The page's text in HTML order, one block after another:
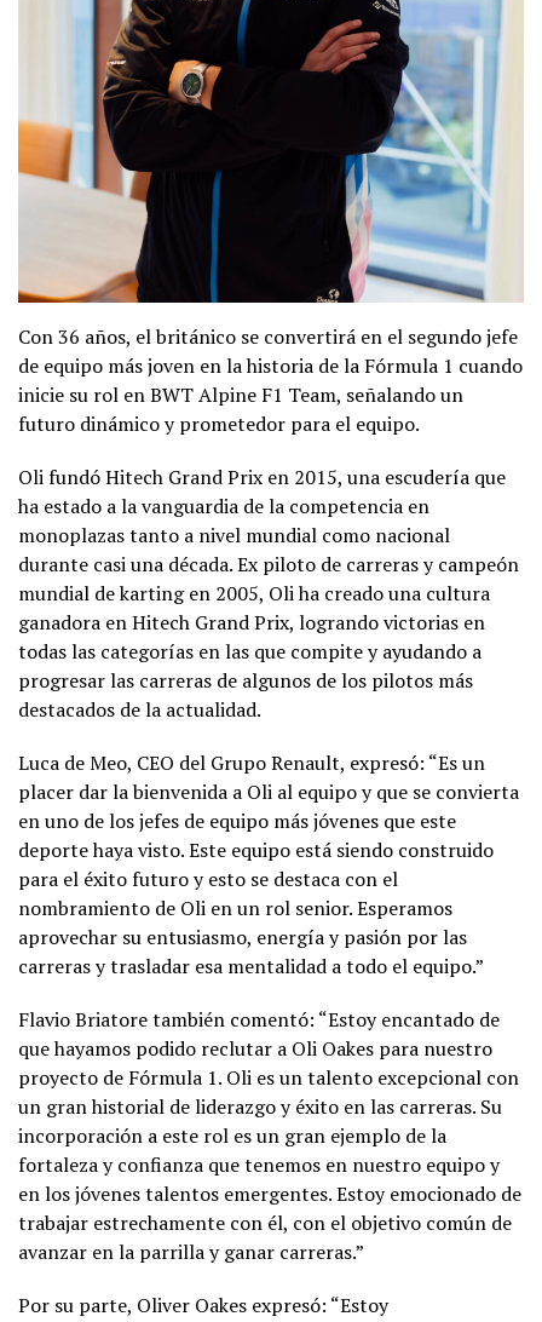
Con 36 años, el británico se convertirá en el segundo jefe
de equipo más joven en la historia de la Fórmula 1 cuando
inicie su rol en BWT Alpine F1 Team, señalando un
futuro dinámico y prometedor para el equipo.
Oli fundó Hitech Grand Prix en 2015, una escudería que
ha estado a la vanguardia de la competencia en
monoplazas tanto a nivel mundial como nacional
durante casi una década. Ex piloto de carreras y campeón
mundial de karting en 2005, Oli ha creado una cultura
ganadora en Hitech Grand Prix, logrando victorias en
todas las categorías en las que compite y ayudando a
progresar las carreras de algunos de los pilotos más
destacados de la actualidad.
Luca de Meo, CEO del Grupo Renault, expresó: “Es un
placer dar la bienvenida a Oli al equipo y que se convierta
en uno de los jefes de equipo más jóvenes que este
deporte haya visto. Este equipo está siendo construido
para el éxito futuro y esto se destaca con el
nombramiento de Oli en un rol senior. Esperamos
aprovechar su entusiasmo, energía y pasión por las
carreras y trasladar esa mentalidad a todo el equipo.”
Flavio Briatore también comentó: “Estoy encantado de
que hayamos podido reclutar a Oli Oakes para nuestro
proyecto de Fórmula 1. Oli es un talento excepcional con
un gran historial de liderazgo y éxito en las carreras. Su
incorporación a este rol es un gran ejemplo de la
fortaleza y confianza que tenemos en nuestro equipo y
en los jóvenes talentos emergentes. Estoy emocionado de
trabajar estrechamente con él, con el objetivo común de
avanzar en la parrilla y ganar carreras.”
Por su parte, Oliver Oakes expresó: “Estoy